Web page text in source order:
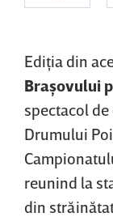
Ediţia din
Braşovului
spectacol
Drumului
reunind la
din